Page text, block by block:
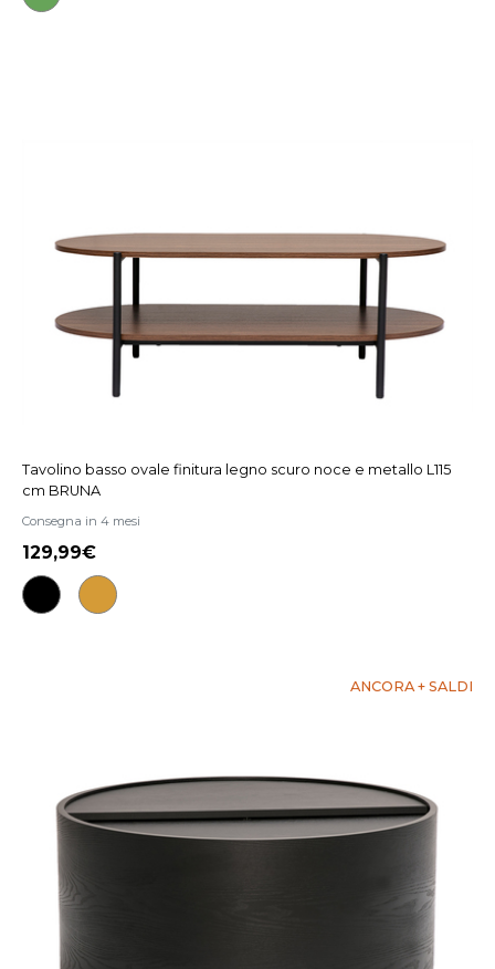
Tavolino basso ovale finitura legno scuro noce e metallo L115
cm BRUNA
Consegna in 4 mesi
129,99
ANCORA + SALDI